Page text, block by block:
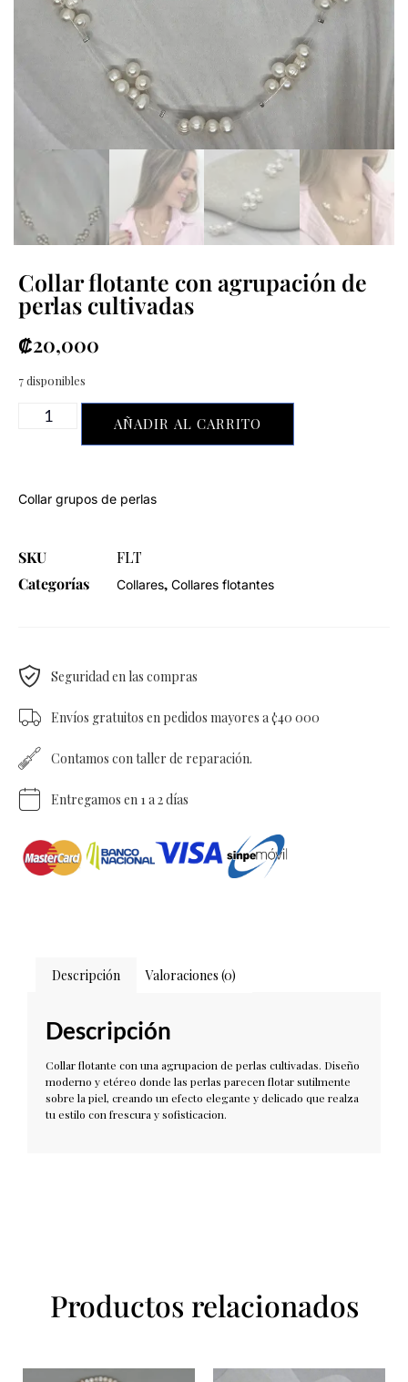
Collar flotante con agrupación de
perlas cultivadas
₡20,000
7 disponibles
AÑADIR AL CARRITO
Collar grupos de perlas
SKU
FLT
Categorías
Collares, Collares flotantes
Seguridad en las compras
Envíos gratuitos en pedidos mayores a ¢40 000
Contamos con taller de reparación.
Entregamos en 1 a 2 días
Descripción Valoraciones (0)
Descripción
Collar flotante con una agrupacion de perlas cultivadas. Diseño
moderno y etéreo donde las perlas parecen flotar sutilmente
sobre la piel, creando un efecto elegante y delicado que realza
tu estilo con frescura y sofisticacion.
Productos relacionados